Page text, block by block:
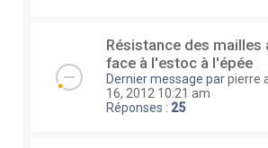
Résistance des mailles
face à l'estoc à l'épée
Dernier message parpierre
16, 2012 10:21 am
Réponses : 25